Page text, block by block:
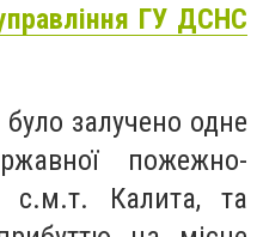
ГУ ДСНС
залучено одне
пожежно-
с.м.т. Калита, та